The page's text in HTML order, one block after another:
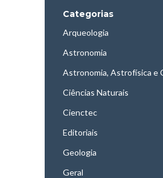
Categorias
Arqueologia
Astronomia
Astronomia, Astrofísica e
Ciências Naturais
Cienctec
Editoriais
Geologia
Geral